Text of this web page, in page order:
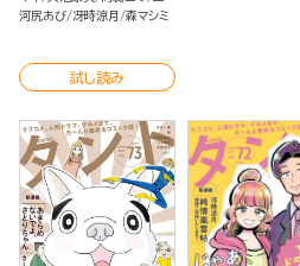
河尻あび 冴時涼月 森マシミ
試し読み